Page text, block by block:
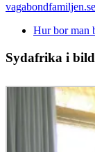
vagabondfamiljen.se
Hur bor man
Sydafrika i